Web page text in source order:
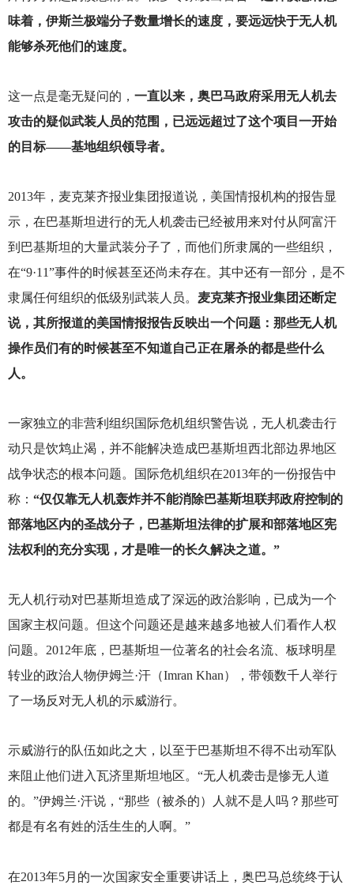
味着，伊斯兰极端分子数量增长的速度，要远远快于无人机
能够杀死他们的速度。
这一点是毫无疑问的， 一直以来，奥巴马政府采用无人机去
攻击的疑似武装人员的范围，已远远超过了这个项目一开始
的目标——基地组织领导者。
2013年，麦克莱齐报业集团报道说，美国情报机构的报告显
示，在巴基斯坦进行的无人机袭击已经被用来对付从阿富汗
到巴基斯坦的大量武装分子了，而他们所隶属的一些组织，
在“9·11”事件的时候甚至还尚未存在。其中还有一部分，是不
隶属任何组织的低级别武装人员。 麦克莱齐报业集团还断定
说，其所报道的美国情报报告反映出一个问题：那些无人机
操作员们有的时候甚至不知道自己正在屠杀的都是些什么
人。
一家独立的非营利组织国际危机组织警告说，无人机袭击行
动只是饮鸩止渴，并不能解决造成巴基斯坦西北部边界地区
战争状态的根本问题。国际危机组织在2013年的一份报告中
称： “仅仅靠无人机轰炸并不能消除巴基斯坦联邦政府控制的
部落地区内的圣战分子，巴基斯坦法律的扩展和部落地区宪
法权利的充分实现，才是唯一的长久解决之道。”
无人机行动对巴基斯坦造成了深远的政治影响，已成为一个
国家主权问题。但这个问题还是越来越多地被人们看作人权
问题。2012年底，巴基斯坦一位著名的社会名流、板球明星
转业的政治人物伊姆兰·汗（Imran Khan），带领数千人举行
了一场反对无人机的示威游行。
示威游行的队伍如此之大，以至于巴基斯坦不得不出动军队
来阻止他们进入瓦济里斯坦地区。“无人机袭击是惨无人道
的。”伊姆兰·汗说，“那些（被杀的）人就不是人吗？那些可
都是有名有姓的活生生的人啊。”
在2013年5月的一次国家安全重要讲话上，奥巴马总统终于认